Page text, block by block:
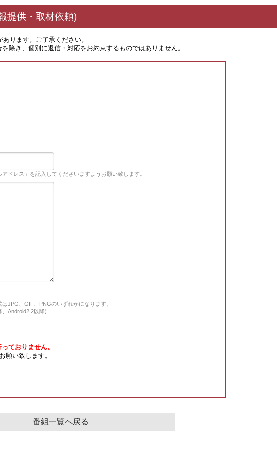
提供・取材依頼)
ります。ご了承ください。
除き、個別に返信・対応をお約束するものではありません。
ドレス」を記入してくださいますようお願い致します。
JPG、GIF、PNGのいずれかになります。
Android2.2以降)
ておりません。
願い致します。
番組一覧へ戻る